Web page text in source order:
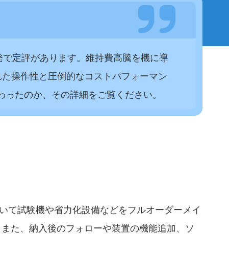
定評があります。維持費高騰を機に導
操作性と圧倒的なコストパフォーマン
たのか、その詳細をご覧ください。
て試験機や省力化設備などをフルオーダーメイ
た、納入後のフォローや装置の機能追加、ソ